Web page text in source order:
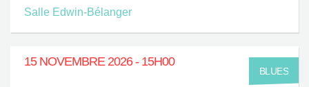
Salle Edwin-Bélanger
15 NOVEMBRE 2026 - 15H00
BLUES